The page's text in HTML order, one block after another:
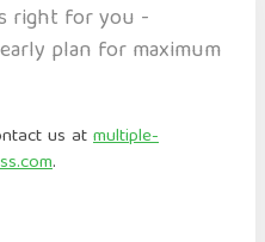
right for you -
plan for maximum
us atmultiple-
.